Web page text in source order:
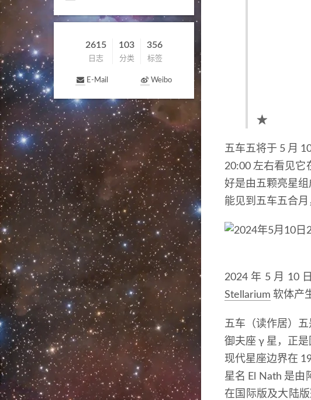
★
五车五将于 5 月
20:00 左右看见它
好是由五颗亮星
能见到五车五合月
2024 年 5 月 10 日
Stellarium 软体产
五车 （读作居） 五
御夫座 γ 星 ， 正
现代星座边界在
星名 El Nath 是由
在国际版及大陆
2615
日志
103
分类
356
标签
E-Mail Weibo